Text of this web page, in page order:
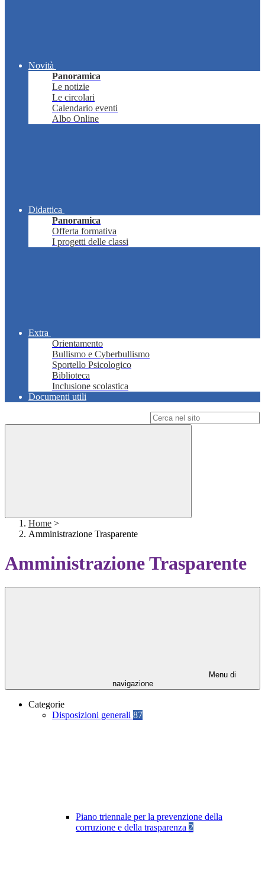
Novità
Panoramica
Le notizie
Le circolari
Calendario eventi
Albo Online
Didattica
Panoramica
Offerta formativa
I progetti delle classi
Extra
Orientamento
Bullismo e Cyberbullismo
Sportello Psicologico
Biblioteca
Inclusione scolastica
Documenti utili
Home >
Amministrazione Trasparente
Amministrazione Trasparente
Menu di
navigazione
Categorie
Disposizioni generali 87
Piano triennale per la prevenzione della
corruzione e della trasparenza 2